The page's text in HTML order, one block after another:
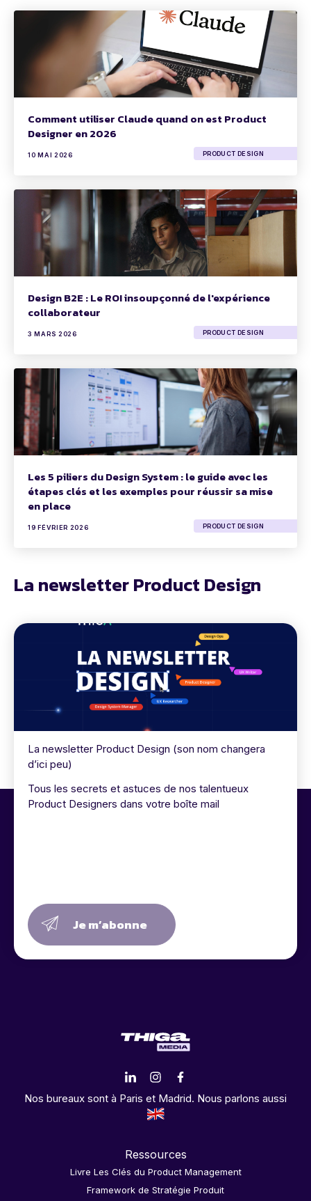
Comment utiliser Claude quand on est Product
Designer en 2026
10 MAI 2026 PRODUCT DESIGN
Design B2E : Le ROI insoupçonné de l'expérience
collaborateur
3 MARS 2026 PRODUCT DESIGN
Les 5 piliers du Design System : le guide avec les
étapes clés et les exemples pour réussir sa mise
en place
19 FÉVRIER 2026 PRODUCT DESIGN
La newsletter Product Design
La newsletter Product Design (son nom changera
d’ici peu)
Tous les secrets et astuces de nos talentueux
Product Designers dans votre boîte mail
Je m’abonne
Nos bureaux sont à Paris et Madrid. Nous parlons aussi
Ressources
Livre Les Clés du Product Management
Framework de Stratégie Produit